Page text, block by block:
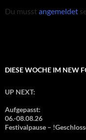
Du musst angemeldet
DIESE WOCHE IM NEW
UP NEXT:
Aufgepasst:
06.-08.08.26
Festivalpause –